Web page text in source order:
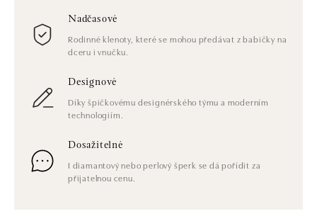
Nadčasové
Rodinné klenoty, které se mohou předávat z babičky na
dceru i vnučku.
Designové
Díky špičkovému designérského týmu a moderním
technologiím.
Dosažitelné
I diamantový nebo perlový šperk se dá pořídit za
přijatelnou cenu.